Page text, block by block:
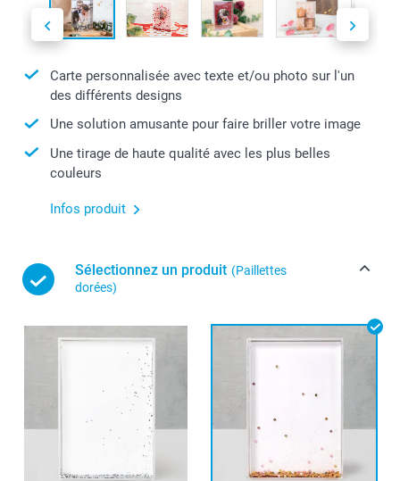
Carte personnalisée avec texte et/ou photo sur l'un
des différents designs
Une solution amusante pour faire briller votre image
Une tirage de haute qualité avec les plus belles
couleurs
Infos produit
Sélectionnez un produit (Paillettes
dorées)